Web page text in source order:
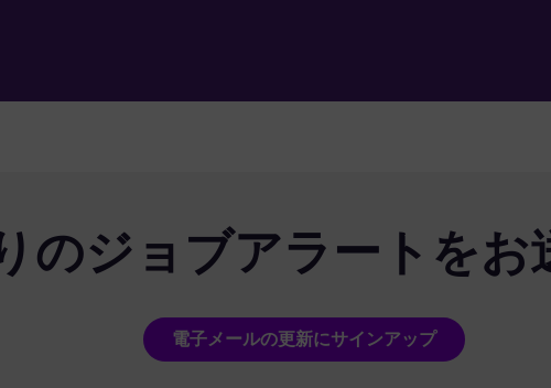
のジョブアラートをお
電子メールの更新にサインアップ